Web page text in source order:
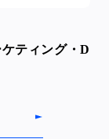
ティング・D